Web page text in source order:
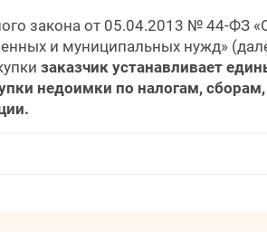
закона от 05.04.2013 № 44-ФЗ
и муниципальных нужд»
заказчик устанавливает
недоимки по налогам,